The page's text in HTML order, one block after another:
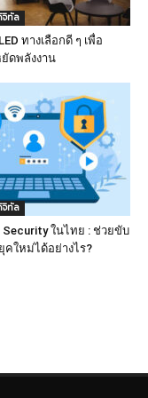
จิทัล
ทางเลือกดี ๆ เพื่อ
ดพลังงาน
จิทัล
Security ในไทย : ช่วยขับ
คใหม่ได้อย่างไร?